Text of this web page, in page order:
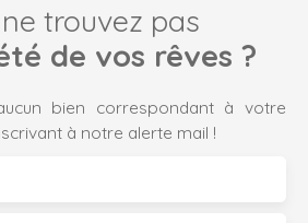
trouvez pas
de vos rêves ?
bien correspondant à votre
à notre alerte mail !